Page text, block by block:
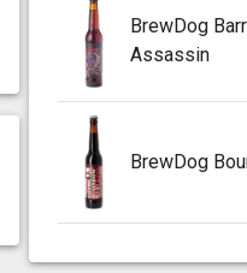
BrewDog
Assassin
BrewDog